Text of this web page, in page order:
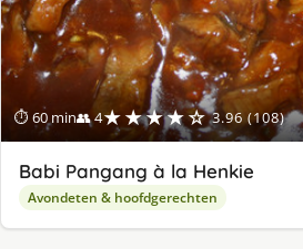
⏱ 60 min👥 4★★★★☆ 3.96 (108)
Babi Pangang à la Henkie
Avondeten & hoofdgerechten